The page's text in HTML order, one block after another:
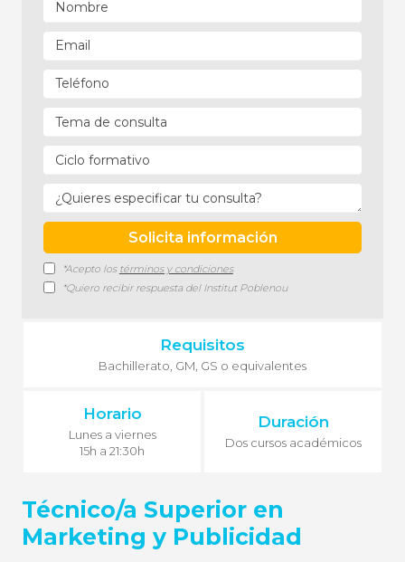
*Acepto los términos y condiciones
*Quiero recibir respuesta del Institut Poblenou
Requisitos
Bachillerato, GM, GS o equivalentes
Horario
Lunes a viernes
15h a 21:30h
Duración
Dos cursos académicos
Técnico/a Superior en
Marketing y Publicidad